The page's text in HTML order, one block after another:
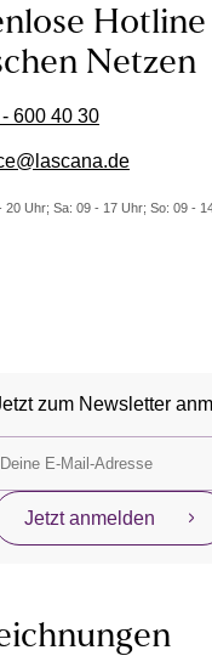
Netzen
600 40 30
20 Uhr; Sa: 09 - 17 Uhr; So: 09 -
zum Newsletter
Jetzt anmelden